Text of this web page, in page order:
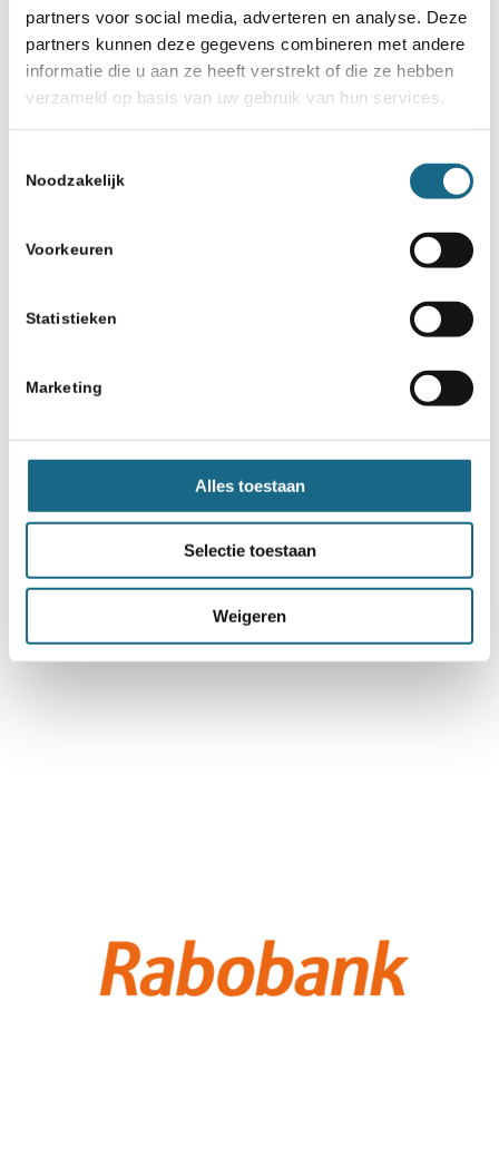
partners voor social media, adverteren en analyse. Deze
partners kunnen deze gegevens combineren met andere
informatie die u aan ze heeft verstrekt of die ze hebben
verzameld op basis van uw gebruik van hun services.
Noodzakelijk
Voorkeuren
Statistieken
Marketing
Alles toestaan
Selectie toestaan
Weigeren